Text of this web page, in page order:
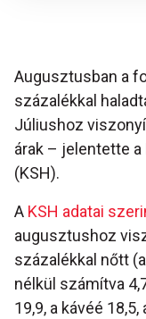
Augusztusban a
százalékkal
Júliushoz
árak – jelentette
(KSH).
A KSH adatai
augusztushoz
százalékkal nőtt
nélkül számítva
19,9, a kávéé